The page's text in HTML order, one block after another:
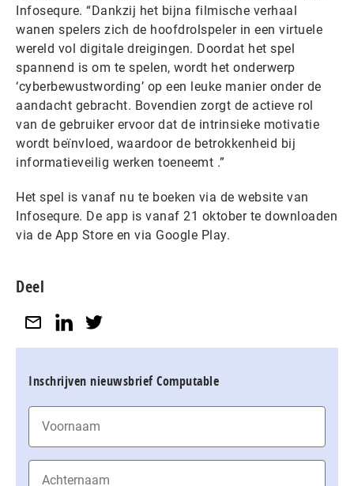
Infosequre. “Dankzij het bijna filmische verhaal
wanen spelers zich de hoofdrolspeler in een virtuele
wereld vol digitale dreigingen. Doordat het spel
spannend is om te spelen, wordt het onderwerp
‘cyberbewustwording’ op een leuke manier onder de
aandacht gebracht. Bovendien zorgt de actieve rol
van de gebruiker ervoor dat de intrinsieke motivatie
wordt beïnvloed, waardoor de betrokkenheid bij
informatieveilig werken toeneemt .”
Het spel is vanaf nu te boeken via de website van
Infosequre. De app is vanaf 21 oktober te downloaden
via de App Store en via Google Play.
Deel
Inschrijven nieuwsbrief Computable